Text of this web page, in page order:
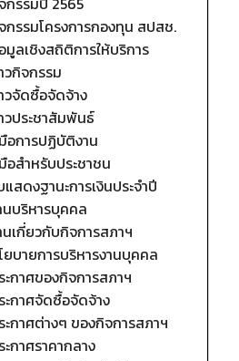
กรรมโครงการกองทุน สปสช.
มูลเชิงสถิติการให้บริการ
วกิจกรรม
วจัดซื้อจัดจ้าง
วประชาสัมพันธ์
อการปฏิบัติงาน
อสำหรับประชาชน
แสดงฐานะการเงินประจำปี
นบริหารบุคคล
นเกี่ยวกับกิจการสภาฯ
ยบายการบริหารงานบุคคล
ะกาศของกิจการสภาฯ
ะกาศจัดซื้อจัดจ้าง
ะกาศต่างๆ ของกิจการสภาฯ
ะกาศราคากลาง